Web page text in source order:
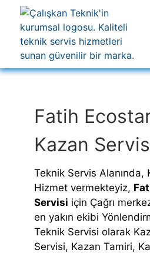
Fatih
Kazan
Teknik Servis Alanında,
Hizmet vermekteyiz,
Servisi için Çağrı
en yakın ekibi
Teknik Servisi olarak
Servisi, Kazan Tamiri,